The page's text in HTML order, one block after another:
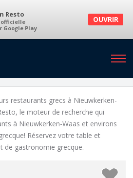
Resto
Google Play
OUVRIR
Nieuwkerken-Waas et
restaurants grecs à Nieuwkerken-
le moteur de recherche qui
à Nieuwkerken-Waas et environs
Réservez votre table et
de gastronomie grecque.